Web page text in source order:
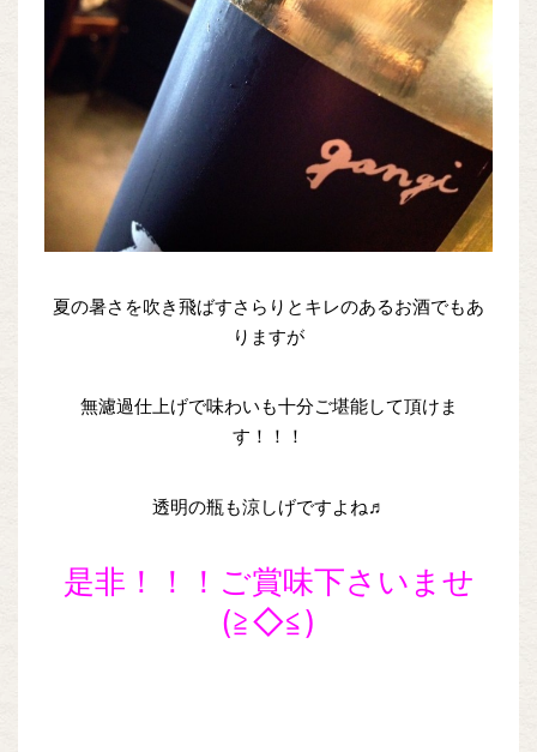
夏の暑さを吹き飛ばすさらりとキレのあるお酒でもあ
りますが
無濾過仕上げで味わいも十分ご堪能して頂けま
す！！！
透明の瓶も涼しげですよね♬
是非！！！ご賞味下さいませ
(≧◇≦)